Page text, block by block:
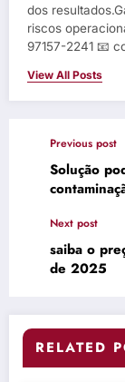
dos
riscos
97157-2241 📧
View All Posts
Previous post
Solução
Next post
saiba o
de 2025
RELATED